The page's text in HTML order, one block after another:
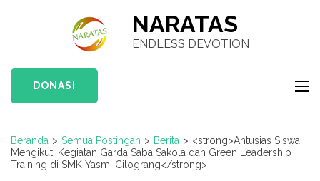
(Tekan
Enter)
NARATAS
ENDLESS DEVOTION
DONASI
Beranda > Semua Postingan > Berita > <strong>Antusias Siswa
Mengikuti Kegiatan Garda Saba Sakola dan Green Leadership
Training di SMK Yasmi Cilograng</strong>